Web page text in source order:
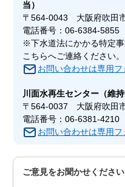
当）
〒564-0043 大阪府吹田
電話番号：06-6384-
※下水道法にかかる特定
こちらへご連絡ください。
お問い合わせは専用フ
川面水再生センター （維
〒564-0037 大阪府吹田
電話番号：06-6381-
お問い合わせは専用フ
ご意見をお聞かせください